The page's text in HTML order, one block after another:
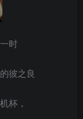
时
彼之良
杯，